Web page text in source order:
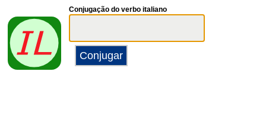
Conjugação do verbo italiano